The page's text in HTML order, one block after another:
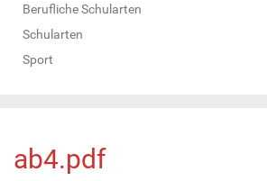
Berufliche Schularten
Schularten
Sport
ab4.pdf